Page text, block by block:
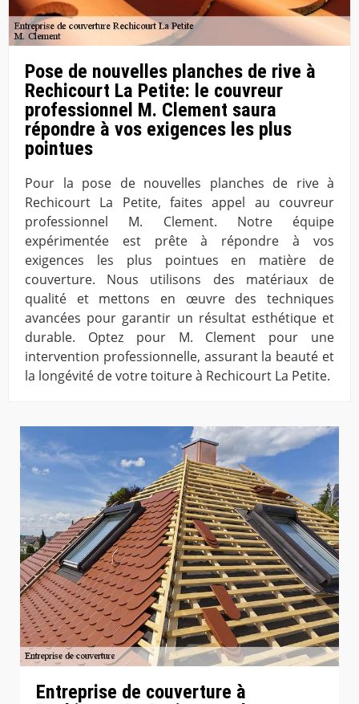
Pose de nouvelles planches de rive à
Rechicourt La Petite: le couvreur
professionnel M. Clement saura
répondre à vos exigences les plus
pointues
Pour la pose de nouvelles planches de rive à
Rechicourt La Petite, faites appel au couvreur
professionnel M. Clement. Notre équipe
expérimentée est prête à répondre à vos
exigences les plus pointues en matière de
couverture. Nous utilisons des matériaux de
qualité et mettons en œuvre des techniques
avancées pour garantir un résultat esthétique et
durable. Optez pour M. Clement pour une
intervention professionnelle, assurant la beauté et
la longévité de votre toiture à Rechicourt La Petite.
Entreprise de couverture à